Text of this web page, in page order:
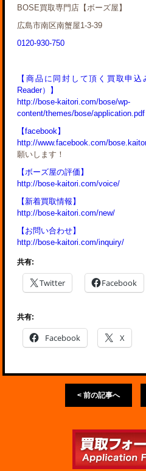
BOSE買取専門店【ボーズ屋】
広島市南区南蟹屋1-3-39
0120-930-750
【商品に同封して頂く買取申
Reader）】
http://bose-kaitori.com/bose/wp-
content/themes/bose/application.pdf
【facebook】
http://www.facebook.com/
願いします！
【ボーズ屋の評価】
http://bose-kaitori.com/voice/
【新着買取情報】
http://bose-kaitori.com/new/
【お問い合わせ】
http://bose-kaitori.com/inquiry/
共有:
Twitter Facebook
共有:
Facebook X
< 前の記事へ